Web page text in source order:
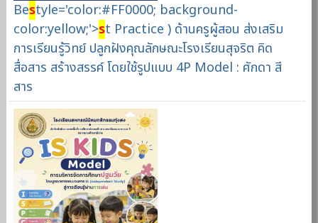
Bestyle='color:#FF0000; background-
color:yellow;'>st Practice ) ด้านครูผู้สอน ส่งเสริม
การเรียนรู้วิทย์ ปลูกฝังคุณลักษณะโรงเรียนสุจริต คิด
สื่อสาร สร้างสรรค์ โดยใช้รูปแบบ 4P Model : ศักดา สี
สาร